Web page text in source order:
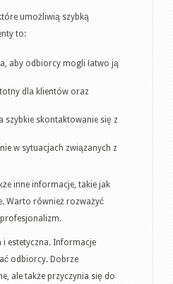
które umożliwią szybką
to:
aby odbiorcy mogli łatwo ją
dla klientów oraz
skontaktowanie się z
w sytuacjach związanych z
inne informacje, takie jak
Warto również rozważyć
profesjonalizm.
i estetyczna. Informacje
odbiorcy. Dobrze
ale także przyczynia się do